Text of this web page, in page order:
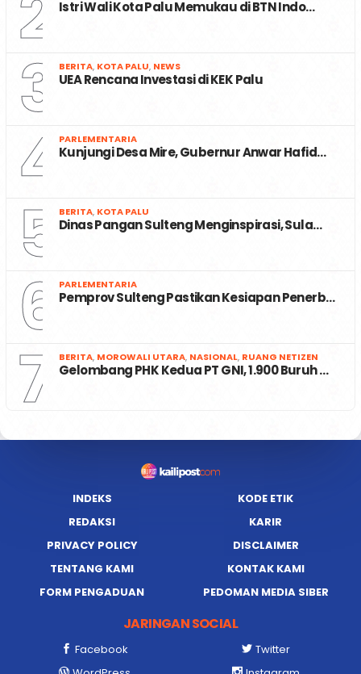
Istri Wali Kota Palu Memukau di BTN Indo…
3 BERITA, KOTA PALU, NEWS
UEA Rencana Investasi di KEK Palu
4 PARLEMENTARIA
Kunjungi Desa Mire, Gubernur Anwar Hafid…
5 BERITA, KOTA PALU
Dinas Pangan Sulteng Menginspirasi, Sula…
6 PARLEMENTARIA
Pemprov Sulteng Pastikan Kesiapan Penerb…
7 BERITA, MOROWALI UTARA, NASIONAL, RUANG NETIZEN
Gelombang PHK Kedua PT GNI, 1.900 Buruh …
INDEKS
KODE ETIK
REDAKSI
KARIR
PRIVACY POLICY
DISCLAIMER
TENTANG KAMI
KONTAK KAMI
FORM PENGADUAN
PEDOMAN MEDIA SIBER
JARINGAN SOCIAL
Facebook
Twitter